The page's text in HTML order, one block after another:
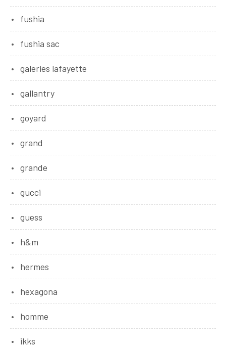
fushia
fushia sac
galeries lafayette
gallantry
goyard
grand
grande
gucci
guess
h&m
hermes
hexagona
homme
ikks